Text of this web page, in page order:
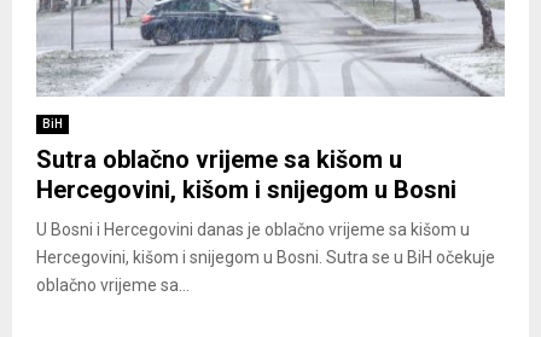
BiH
Sutra oblačno vrijeme sa kišom u
Hercegovini, kišom i snijegom u Bosni
U Bosni i Hercegovini danas je oblačno vrijeme sa kišom u
Hercegovini, kišom i snijegom u Bosni. Sutra se u BiH očekuje
oblačno vrijeme sa...